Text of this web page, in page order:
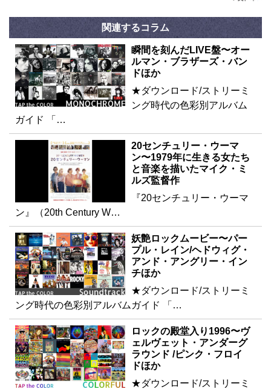
関連するコラム
瞬間を刻んだLIVE盤〜オー
ルマン・ブラザーズ・バン
ドほか
★ダウンロード/ストリーミ
ング時代の色彩別アルバム
ガイド 「…
20センチュリー・ウーマ
ン〜1979年に生きる女たち
と音楽を描いたマイク・ミ
ルズ監督作
『20センチュリー・ウーマ
ン』（20th Century W…
妖艶ロックムービー〜パー
プル・レイン/ヘドウィグ・
アンド・アングリー・イン
チほか
★ダウンロード/ストリーミ
ング時代の色彩別アルバムガイド 「…
ロックの殿堂入り1996〜ヴ
ェルヴェット・アンダーグ
ラウンド /ピンク・フロイ
ドほか
★ダウンロード/ストリーミ